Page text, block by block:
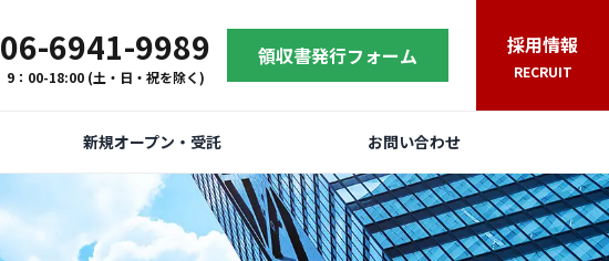
06-6941-9989
9：00-18:00 (土・日・祝を除く)
領収書発行フォーム 採用情報
RECRUIT
新規オープン・受託 お問い合わせ